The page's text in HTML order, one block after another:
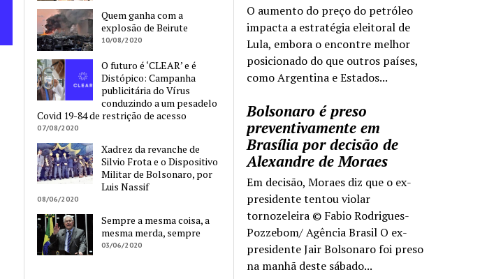
O aumento do preço do petróleo
impacta a estratégia eleitoral de
Lula, embora o encontre melhor
posicionado do que outros países,
como Argentina e Estados...
Bolsonaro é preso
preventivamente em
Brasília por decisão de
Alexandre de Moraes
Em decisão, Moraes diz que o ex-
presidente tentou violar
tornozeleira © Fabio Rodrigues-
Pozzebom/ Agência Brasil O ex-
presidente Jair Bolsonaro foi preso
na manhã deste sábado...
Quem ganha com a
explosão de Beirute
10/08/2020
O futuro é ‘CLEAR’ e é
Distópico: Campanha
publicitária do Vírus
conduzindo a um pesadelo
Covid 19-84 de restrição de acesso
07/08/2020
Xadrez da revanche de
Silvio Frota e o Dispositivo
Militar de Bolsonaro, por
Luis Nassif
08/06/2020
Sempre a mesma coisa, a
mesma merda, sempre
03/06/2020